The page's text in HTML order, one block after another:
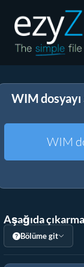
Çıkart
Diğer Araçlar
WIM dosyayı
WIM
Aşağıda
Bölüme git